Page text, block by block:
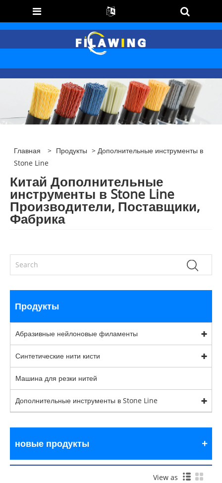
Главная > Продукты > Дополнительные инструменты в
Stone Line
Китай Дополнительные
инструменты в Stone Line
Производители, Поставщики,
Фабрика
Продукты
Абразивные нейлоновые филаменты
Синтетические нити кисти
Машина для резки нитей
Дополнительные инструменты в Stone Line
новые продукты
View as